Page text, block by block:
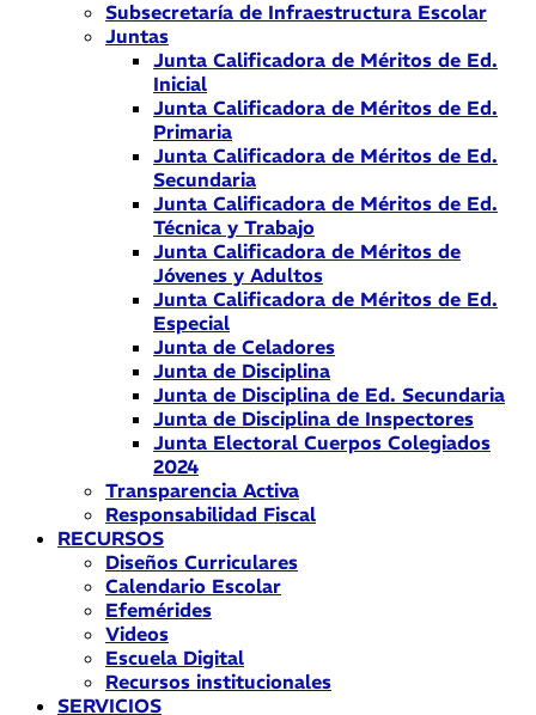
Subsecretaría de Infraestructura Escolar
Juntas
Junta Calificadora de Méritos de Ed.
Inicial
Junta Calificadora de Méritos de Ed.
Primaria
Junta Calificadora de Méritos de Ed.
Secundaria
Junta Calificadora de Méritos de Ed.
Técnica y Trabajo
Junta Calificadora de Méritos de
Jóvenes y Adultos
Junta Calificadora de Méritos de Ed.
Especial
Junta de Celadores
Junta de Disciplina
Junta de Disciplina de Ed. Secundaria
Junta de Disciplina de Inspectores
Junta Electoral Cuerpos Colegiados
2024
Transparencia Activa
Responsabilidad Fiscal
RECURSOS
Diseños Curriculares
Calendario Escolar
Efemérides
Videos
Escuela Digital
Recursos institucionales
SERVICIOS